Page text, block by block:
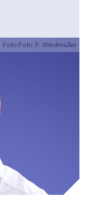
Foto:Foto: F. Windmüller